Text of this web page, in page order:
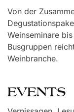
Von der
Weinseminare
Busgruppen
Weinbranche.
EVENTS